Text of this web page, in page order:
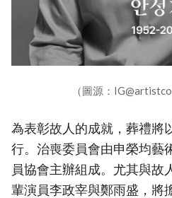
（圖源：
為表彰故人的成就，葬禮將
行。治喪委員會由申榮均藝
員協會主辦組成。尤其與故
輩演員李政宰與鄭雨盛，將